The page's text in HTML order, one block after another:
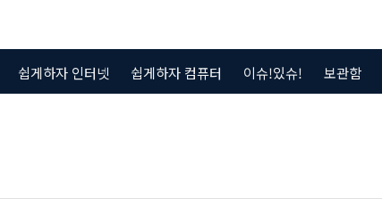
쉽게하자 인터넷 쉽게하자 컴퓨터 이슈!있슈! 보관함